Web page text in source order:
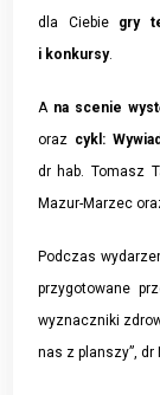
dla Ciebie gry
i konkursy.
A na scenie
oraz cykl:
dr hab. Tomasz
Mazur-Marzec
Podczas
przygotowane
wyznaczniki
nas z planszy”, dr